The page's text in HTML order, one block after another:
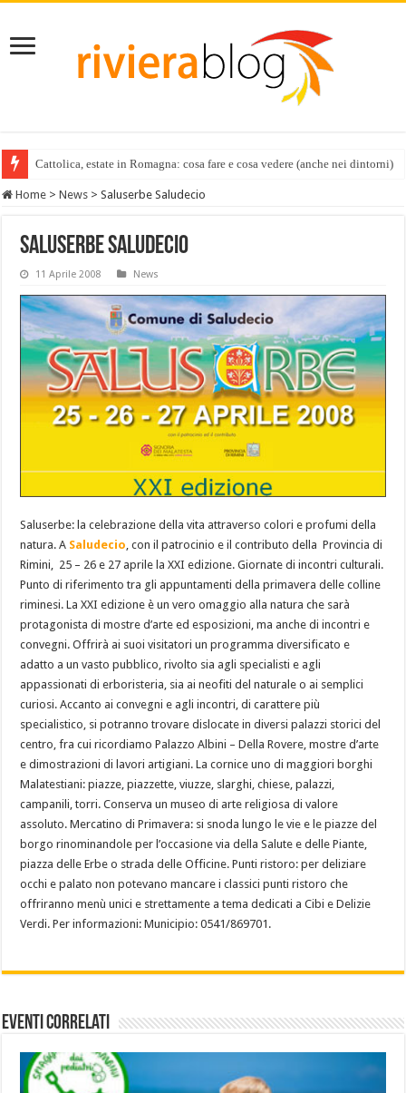
Cattolica, estate in Romagna: cosa fare e cosa vedere (anche nei dintorni)
Home > News > Saluserbe Saludecio
Saluserbe Saludecio
11 Aprile 2008 News
Saluserbe: la celebrazione della vita attraverso colori e profumi della
natura. A Saludecio , con il patrocinio e il contributo della Provincia di
Rimini, 25 – 26 e 27 aprile la XXI edizione. Giornate di incontri culturali.
Punto di riferimento tra gli appuntamenti della primavera delle colline
riminesi. La XXI edizione è un vero omaggio alla natura che sarà
protagonista di mostre d’arte ed esposizioni, ma anche di incontri e
convegni. Offrirà ai suoi visitatori un programma diversificato e
adatto a un vasto pubblico, rivolto sia agli specialisti e agli
appassionati di erboristeria, sia ai neofiti del naturale o ai semplici
curiosi. Accanto ai convegni e agli incontri, di carattere più
specialistico, si potranno trovare dislocate in diversi palazzi storici del
centro, fra cui ricordiamo Palazzo Albini – Della Rovere, mostre d’arte
e dimostrazioni di lavori artigiani. La cornice uno di maggiori borghi
Malatestiani: piazze, piazzette, viuzze, slarghi, chiese, palazzi,
campanili, torri. Conserva un museo di arte religiosa di valore
assoluto. Mercatino di Primavera: si snoda lungo le vie e le piazze del
borgo rinominandole per l’occasione via della Salute e delle Piante,
piazza delle Erbe o strada delle Officine. Punti ristoro: per deliziare
occhi e palato non potevano mancare i classici punti ristoro che
offriranno menù unici e strettamente a tema dedicati a Cibi e Delizie
Verdi. Per informazioni: Municipio: 0541/869701.
Eventi Correlati